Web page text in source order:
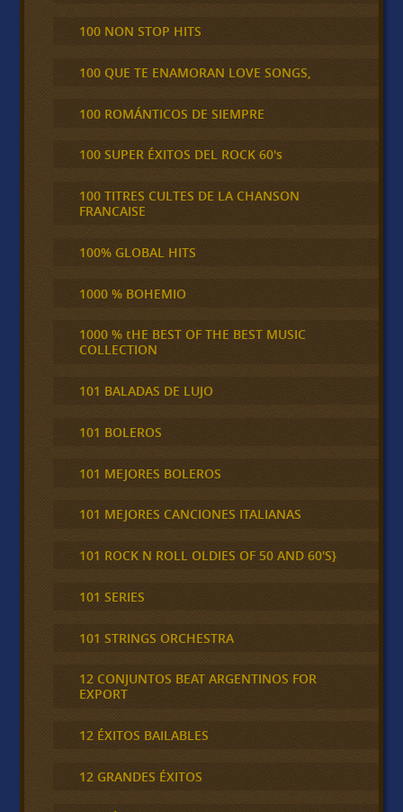
100 NON STOP HITS
100 QUE TE ENAMORAN LOVE SONGS,
100 ROMÁNTICOS DE SIEMPRE
100 SUPER ÉXITOS DEL ROCK 60's
100 TITRES CULTES DE LA CHANSON
FRANCAISE
100% GLOBAL HITS
1000 % BOHEMIO
1000 % tHE BEST OF THE BEST MUSIC
COLLECTION
101 BALADAS DE LUJO
101 BOLEROS
101 MEJORES BOLEROS
101 MEJORES CANCIONES ITALIANAS
101 ROCK N ROLL OLDIES OF 50 AND 60'S}
101 SERIES
101 STRINGS ORCHESTRA
12 CONJUNTOS BEAT ARGENTINOS FOR
EXPORT
12 ÉXITOS BAILABLES
12 GRANDES ÉXITOS